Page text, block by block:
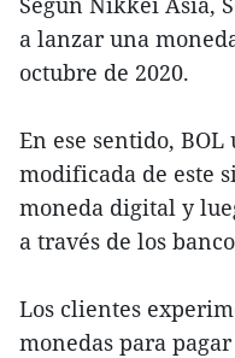
a lanzar una
octubre de 2020.
En ese sentido,
modificada de este
moneda digital y
a través de los
Los clientes
monedas para